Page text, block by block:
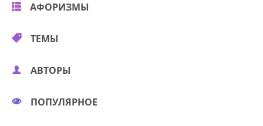
АФОРИЗМЫ
ТЕМЫ
АВТОРЫ
ПОПУЛЯРНОЕ